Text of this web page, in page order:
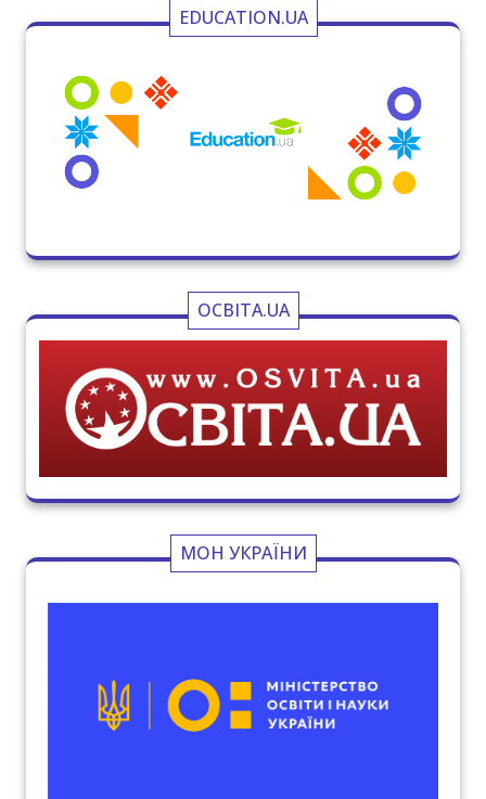
EDUCATION.UA
ОСВІТА.UA
МОН УКРАЇНИ